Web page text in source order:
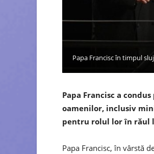
Papa Francisc în timpul
Papa Francisc a
oamenilor, inclusiv
pentru rolul lor în răul
Papa Francisc, în vârstă